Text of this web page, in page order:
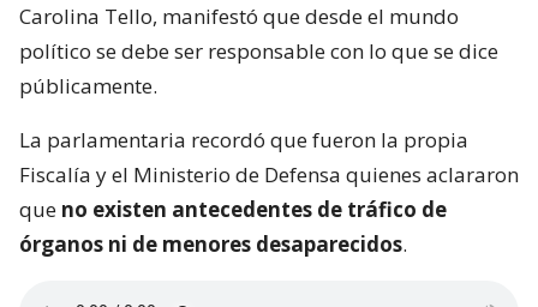
Carolina Tello, manifestó que desde el mundo
político se debe ser responsable con lo que se dice
públicamente.
La parlamentaria recordó que fueron la propia
Fiscalía y el Ministerio de Defensa quienes aclararon
que no existen antecedentes de tráfico de
órganos ni de menores desaparecidos.